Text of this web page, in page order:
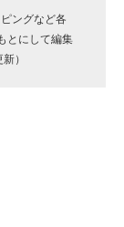
ングなど各
とにして編集
）